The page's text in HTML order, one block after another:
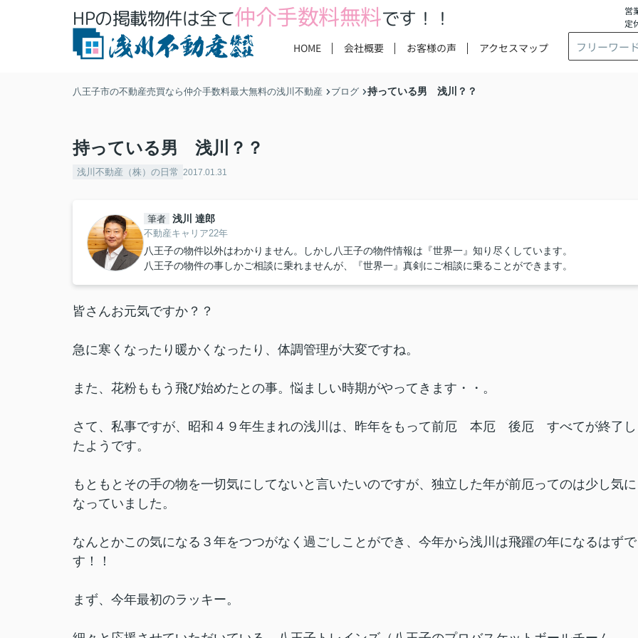
HPの掲載物件は全て仲介手数料無料です！！
営
定
HOME 会社概要 お客様の声 アクセスマップ
八王子市の不動産売買なら仲介手数料最大無料の浅川不動産 ブログ 持っている男 浅川？？
持っている男 浅川？？
浅川不動産（株）の日常 2017.01.31
筆者 浅川 達郎
不動産キャリア22年
八王子の物件以外はわかりません。しかし八王子の物件情報は『世界一』知り尽くしています。
八王子の物件の事しかご相談に乗れませんが、『世界一』真剣にご相談に乗ることができます。
皆さんお元気ですか？？
急に寒くなったり暖かくなったり、体調管理が大変ですね。
また、花粉ももう飛び始めたとの事。悩ましい時期がやってきます・・。
さて、私事ですが、昭和４９年生まれの浅川は、昨年をもって前厄 本厄 後厄 すべてが終了し
たようです。
もともとその手の物を一切気にしてないと言いたいのですが、独立した年が前厄ってのは少し気に
なっていました。
なんとかこの気になる３年をつつがなく過ごしことができ、今年から浅川は飛躍の年になるはずで
す！！
まず、今年最初のラッキー。